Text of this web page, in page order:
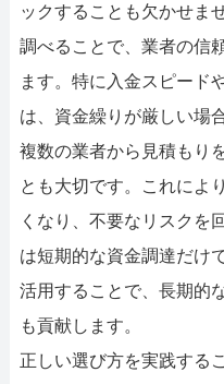
ックすることも欠かせま
調べることで、業者の信
ます。特に入金スピード
は、資金繰りが厳しい場
複数の業者から見積もり
とも大切です。これによ
くなり、不要なリスクを
は短期的な資金調達だけ
活用することで、長期的
も貢献します。
正しい選び方を実践する